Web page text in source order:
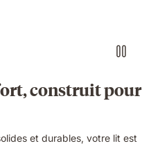
construit pour
et durables, votre lit est